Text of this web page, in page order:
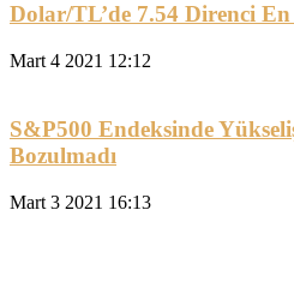
Dolar/TL’de 7.54 Direnci
Mart 4 2021 12:12
S&P500 Endeksinde
Bozulmadı
Mart 3 2021 16:13